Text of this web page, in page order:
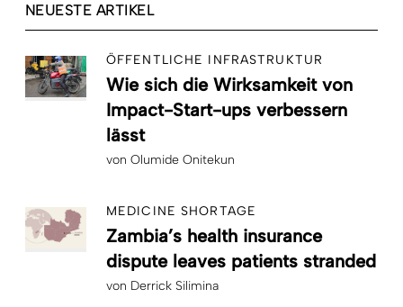
NEUESTE ARTIKEL
ÖFFENTLICHE INFRASTRUKTUR
Wie sich die Wirksamkeit von
Impact-Start-ups verbessern
lässt
von Olumide Onitekun
MEDICINE SHORTAGE
Zambia’s health insurance
dispute leaves patients stranded
von Derrick Silimina